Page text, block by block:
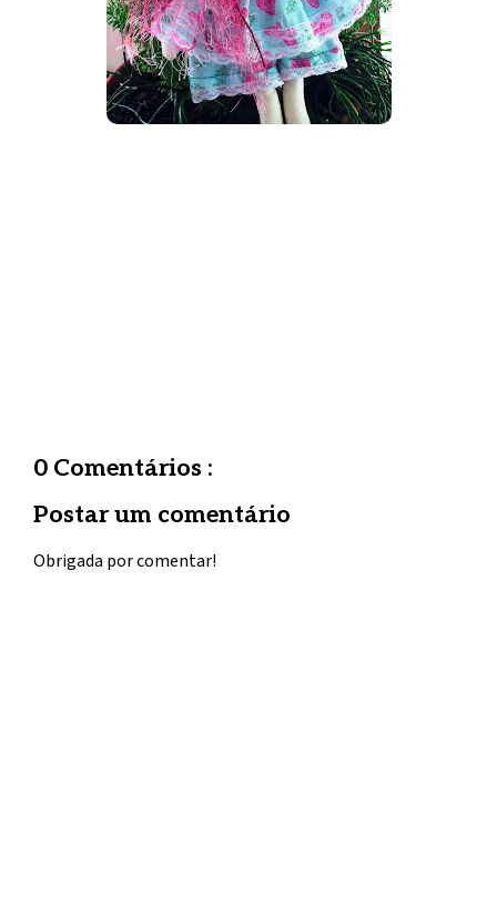
0 Comentários :
Postar um comentário
Obrigada por comentar!